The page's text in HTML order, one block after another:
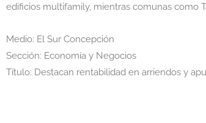
edificios multifamily, mientras comunas como
Medio: El Sur Concepción
Sección: Economía y Negocios
Título: Destacan rentabilidad en arriendos y